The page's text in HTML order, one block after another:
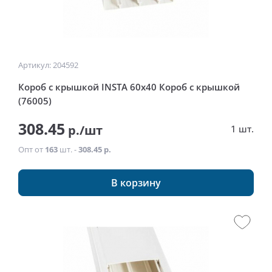
Артикул: 204592
Короб с крышкой INSTA 60х40 Короб с крышкой
(76005)
308.45 р./шт 1 шт.
Опт от 163 шт. -308.45 р.
В корзину